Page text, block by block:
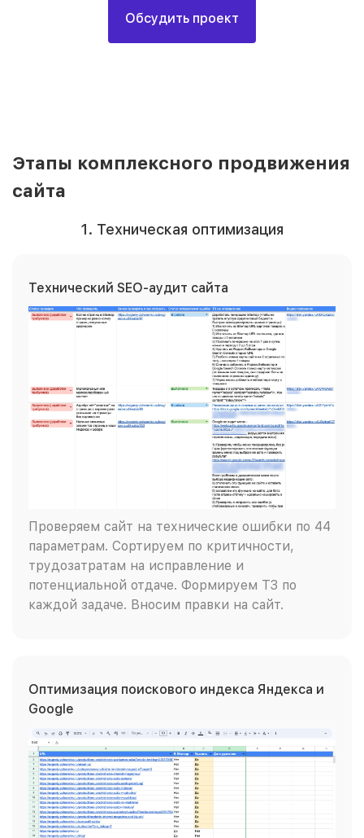
Обсудить проект
Этапы комплексного продвижения
сайта
1. Техническая оптимизация
Технический SEO-аудит сайта
Проверяем сайт на технические ошибки по 44
параметрам. Сортируем по критичности,
трудозатратам на исправление и
потенциальной отдаче. Формируем ТЗ по
каждой задаче. Вносим правки на сайт.
Оптимизация поискового индекса Яндекса и
Google